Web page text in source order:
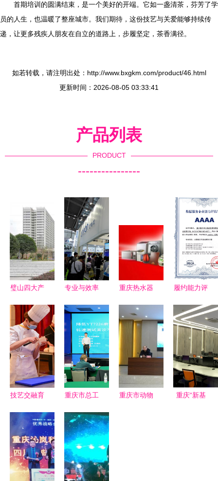
首期培训的圆满结束，是一个美好的开端。它如一盏清茶，芬芳了学
员的人生，也温暖了整座城市。我们期待，这份技艺与关爱能够持续传
递，让更多残疾人朋友在自立的道路上，步履坚定，茶香满径。
如若转载，请注明出处：http://www.bxgkm.com/product/46.html
更新时间：2026-08-05 03:33:41
产品列表
PRODUCT
----------------
璧山四大产
以技术服务
撬动重庆经
济高质量发
展
专业与效率
梁平县欧姆
龙电气总代
理技术服务
全面升级
重庆热水器
明解析 欧
腾服务与东
商网参考
履约能力评
证书
（GB/T
33718-
2017） 重
庆技术服务
的规范化路
技艺交融育
建筑科技职
业学院打造
高技能人才
亮丽名片
重庆市总工
网 打造重
庆技术服务
的创新平台
重庆市动物
重庆“新基